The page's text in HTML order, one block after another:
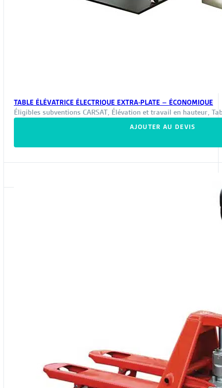
TABLE ÉLÉVATRICE ÉLECTRIQUE EXTRA-PLATE – ÉCONOMIQUE
Éligibles subventions CARSAT, Élévation et travail en hauteur,
AJOUTER AU DEVIS